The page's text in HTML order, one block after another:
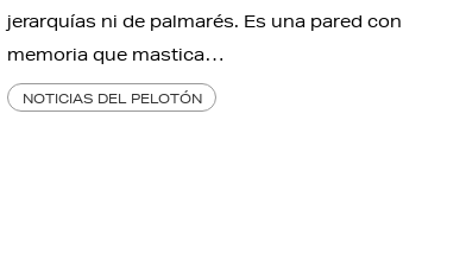
jerarquías ni de palmarés. Es una pared con
memoria que mastica…
NOTICIAS DEL PELOTÓN